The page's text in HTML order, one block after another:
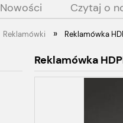
Nowości Czytaj o
Reklamówki » Reklamówka
Reklamówka